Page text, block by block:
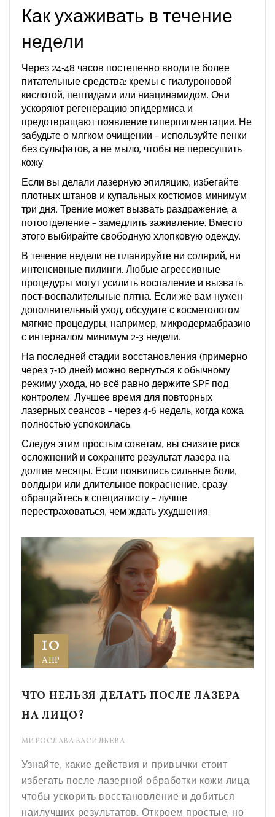
Как ухаживать в течение
недели
Через 24‑48 часов постепенно вводите более
питательные средства: кремы с гиалуроновой
кислотой, пептидами или ниацинамидом. Они
ускоряют регенерацию эпидермиса и
предотвращают появление гиперпигментации. Не
забудьте о мягком очищении – используйте пенки
без сульфатов, а не мыло, чтобы не пересушить
кожу.
Если вы делали лазерную эпиляцию, избегайте
плотных штанов и купальных костюмов минимум
три дня. Трение может вызвать раздражение, а
потоотделение – замедлить заживление. Вместо
этого выбирайте свободную хлопковую одежду.
В течение недели не планируйте ни солярий, ни
интенсивные пилинги. Любые агрессивные
процедуры могут усилить воспаление и вызвать
пост‑воспалительные пятна. Если же вам нужен
дополнительный уход, обсудите с косметологом
мягкие процедуры, например, микродермабразию
с интервалом минимум 2‑3 недели.
На последней стадии восстановления (примерно
через 7‑10 дней) можно вернуться к обычному
режиму ухода, но всё равно держите SPF под
контролем. Лучшее время для повторных
лазерных сеансов – через 4‑6 недель, когда кожа
полностью успокоилась.
Следуя этим простым советам, вы снизите риск
осложнений и сохраните результат лазера на
долгие месяцы. Если появились сильные боли,
волдыри или длительное покраснение, сразу
обращайтесь к специалисту – лучше
перестраховаться, чем ждать ухудшения.
10
АПР
ЧТО НЕЛЬЗЯ ДЕЛАТЬ ПОСЛЕ ЛАЗЕРА
НА ЛИЦО?
МИРОСЛАВА ВАСИЛЬЕВА
Узнайте, какие действия и привычки стоит
избегать после лазерной обработки кожи лица,
чтобы ускорить восстановление и добиться
наилучших результатов. Откроем простые, но